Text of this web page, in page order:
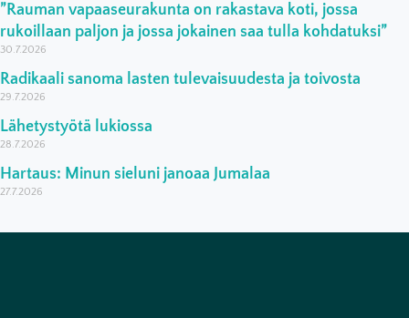
”Rauman vapaaseurakunta on rakastava koti, jossa
rukoillaan paljon ja jossa jokainen saa tulla kohdatuksi”
30.7.2026
Radikaali sanoma lasten tulevaisuudesta ja toivosta
29.7.2026
Lähetystyötä lukiossa
28.7.2026
Hartaus: Minun sieluni janoaa Jumalaa
27.7.2026